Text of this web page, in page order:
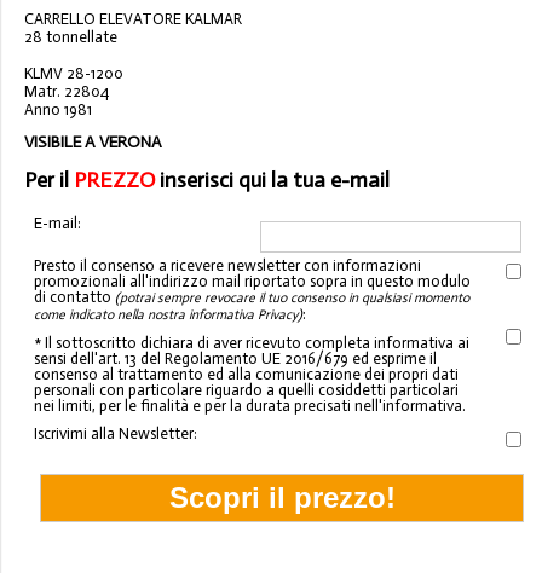
CARRELLO ELEVATORE KALMAR
28 tonnellate
KLMV 28-1200
Matr. 22804
Anno 1981
VISIBILE A VERONA
Per il PREZZOinserisci qui la tua e-mail
E-mail:
Presto il consenso a ricevere newsletter con informazioni
promozionali all'indirizzo mail riportato sopra in questo modulo
di contatto (potrai sempre revocare il tuo consenso in qualsiasi momento
come indicato nella nostra informativa Privacy):
* Il sottoscritto dichiara di aver ricevuto completa informativa ai
sensi dell'art. 13 del Regolamento UE 2016/679 ed esprime il
consenso al trattamento ed alla comunicazione dei propri dati
personali con particolare riguardo a quelli cosiddetti particolari
nei limiti, per le finalità e per la durata precisati nell'informativa.
Iscrivimi alla Newsletter: